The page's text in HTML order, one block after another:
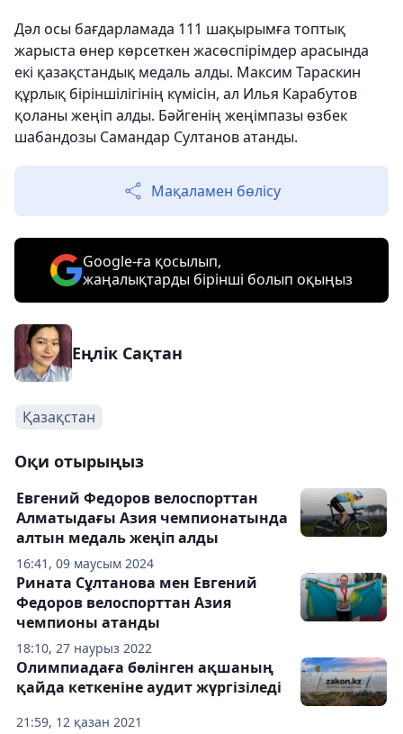
Дәл осы бағдарламада 111 шақырымға топтық
жарыста өнер көрсеткен жасөспірімдер арасында
екі қазақстандық медаль алды. Максим Тараскин
құрлық біріншілігінің күмісін, ал Илья Карабутов
қоланы жеңіп алды. Бәйгенің жеңімпазы өзбек
шабандозы Самандар Султанов атанды.
Мақаламен бөлісу
Google-ға қосылып,
жаңалықтарды бірінші болып оқыңыз
Еңлік Сақтан
Қазақстан
Оқи отырыңыз
16:41, 09 маусым 2024
Евгений Федоров велоспорттан
Алматыдағы Азия чемпионатында
алтын медаль жеңіп алды
18:10, 27 наурыз 2022
Рината Сұлтанова мен Евгений
Федоров велоспорттан Азия
чемпионы атанды
21:59, 12 қазан 2021
Олимпиадаға бөлінген ақшаның
қайда кеткеніне аудит жүргізіледі